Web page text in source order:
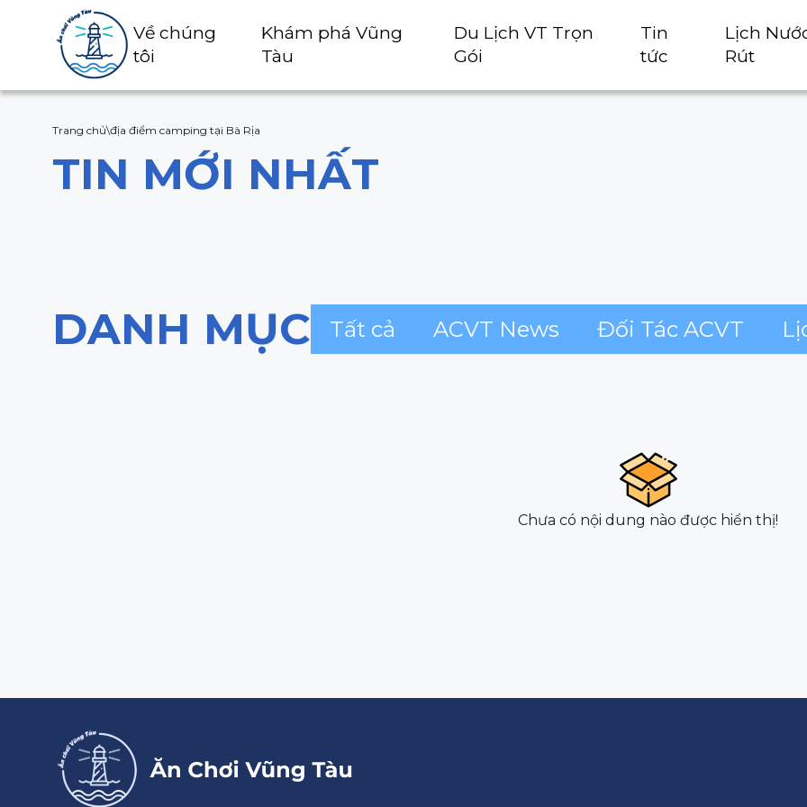
Về chúng
tôi
Khám phá Vũng
Tàu
Du Lịch VT Trọn
Gói
Tin
tức
Lịch
Rút
Trang chủ\địa điểm camping tại Bà Rịa
TIN MỚI NHẤT
DANH MỤC Tất cả ACVT News Đối Tác ACVT
Chưa có nội dung nào được hiển thị!